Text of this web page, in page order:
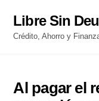
content
Libre Sin
Crédito, Ahorro y
Al pagar el